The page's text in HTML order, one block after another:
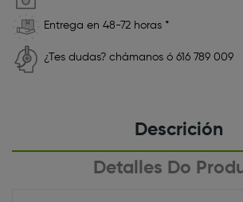
Entrega en 48-72 horas *
¿Tes dudas? chámanos ó 616 789 009
Descrición
Detalles Do